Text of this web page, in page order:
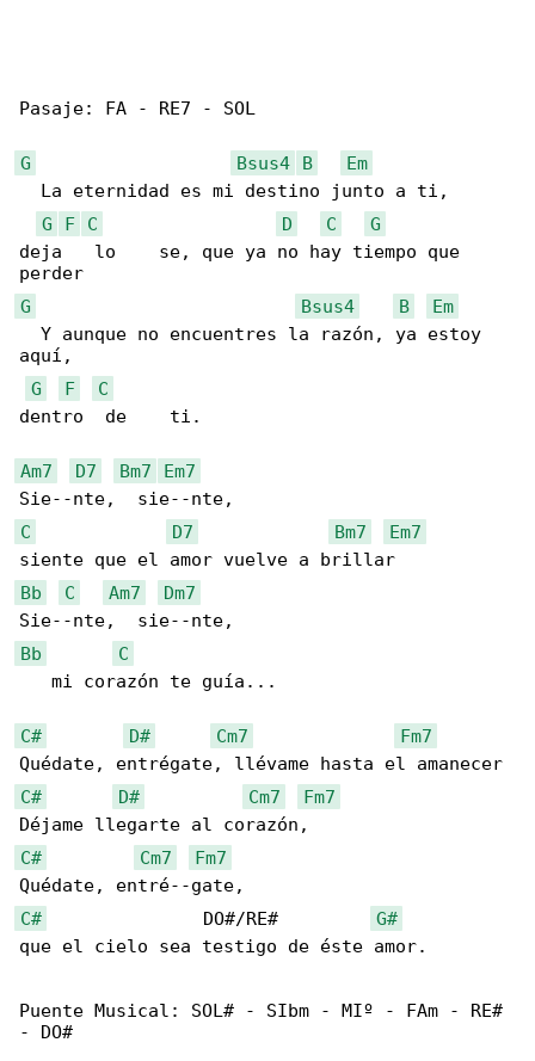
Pasaje: FA - RE7 - SOL
G Bsus4 B
Em
  La eternidad es mi destino junto a ti,
G
F C D C
G
deja   lo    se, que ya no hay tiempo que
G
Bsus4 B
Em
  Y aunque no encuentres la razón, ya estoy
aquí,
G
F
C
dentro  de    ti.
Am7 D7 Bm7
Em7
C
D7 Bm7
Em7
Bb
C Am7
Dm7
Bb
C
   mi corazón te guía...
C# D# Cm7
Fm7
C#
D# Cm7
Fm7
C#
Cm7
Fm7
C#
               DO#/RE#
G#
que el cielo sea testigo de éste amor.
Puente Musical: SOL# - SIbm - MIº - FAm - RE#
- DO#